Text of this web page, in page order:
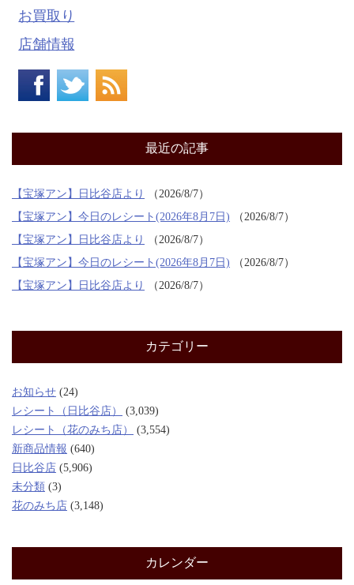
お買取り
店舗情報
最近の記事
【宝塚アン】日比谷店より
2026/8/7
【宝塚アン】今日のレシート(2026年8月7日)
2026/8/7
【宝塚アン】日比谷店より
2026/8/7
【宝塚アン】今日のレシート(2026年8月7日)
2026/8/7
【宝塚アン】日比谷店より
2026/8/7
カテゴリー
お知らせ (24)
レシート（日比谷店）
(3,039)
レシート（花のみち店）
(3,554)
新商品情報 (640)
日比谷店 (5,906)
未分類 (3)
花のみち店 (3,148)
カレンダー